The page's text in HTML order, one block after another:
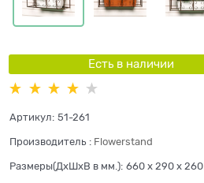
Есть в наличии
Артикул: 51-261
Производитель : Flowerstand
Размеры(ДхШхВ в мм.): 660 x 290 x 260